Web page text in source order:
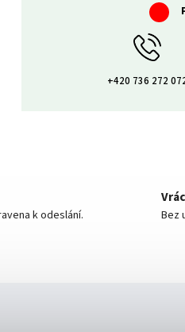
+420 736 272
k odeslání. Bez